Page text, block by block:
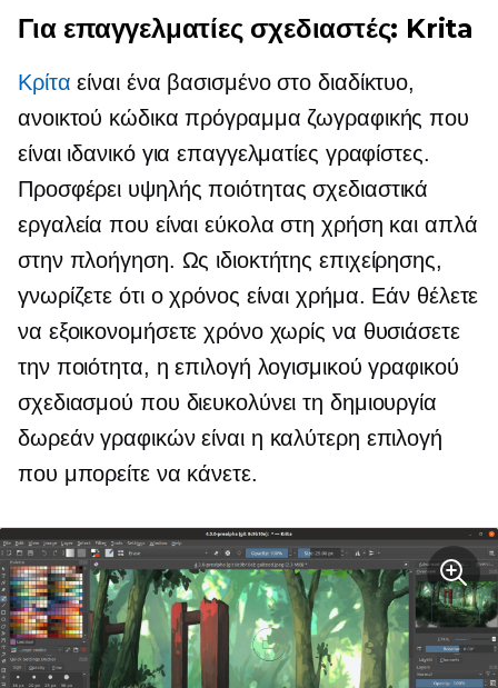
Για επαγγελματίες σχεδιαστές: Krita
Κρίτα είναι ένα βασισμένο στο διαδίκτυο,
ανοικτού κώδικα πρόγραμμα ζωγραφικής που
είναι ιδανικό για επαγγελματίες γραφίστες.
Προσφέρει υψηλής ποιότητας σχεδιαστικά
εργαλεία που είναι εύκολα στη χρήση και απλά
στην πλοήγηση. Ως ιδιοκτήτης επιχείρησης,
γνωρίζετε ότι ο χρόνος είναι χρήμα. Εάν θέλετε
να εξοικονομήσετε χρόνο χωρίς να θυσιάσετε
την ποιότητα, η επιλογή λογισμικού γραφικού
σχεδιασμού που διευκολύνει τη δημιουργία
δωρεάν γραφικών είναι η καλύτερη επιλογή
που μπορείτε να κάνετε.